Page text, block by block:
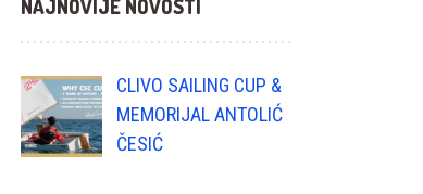
NAJNOVIJE NOVOSTI
CLIVO SAILING CUP &
MEMORIJAL ANTOLIĆ
ČESIĆ